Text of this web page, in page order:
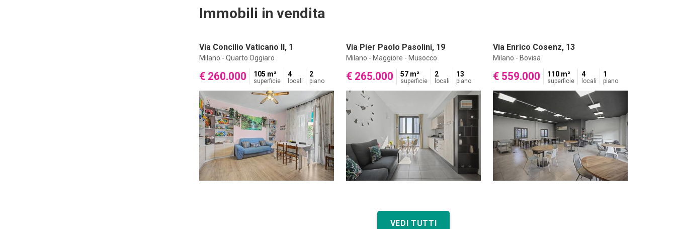
Immobili in vendita
Via Concilio Vaticano II, 1
Milano - Quarto Oggiaro
€ 260.000 105 m²
superficie
4
locali
2
piano
Via Pier Paolo Pasolini, 19
Milano - Maggiore - Musocco
€ 265.000 57 m²
superficie
2
locali
13
piano
Via Enrico Cosenz, 13
Milano - Bovisa
€ 559.000 110 m²
superficie
4
locali
1
piano
VEDI TUTTI